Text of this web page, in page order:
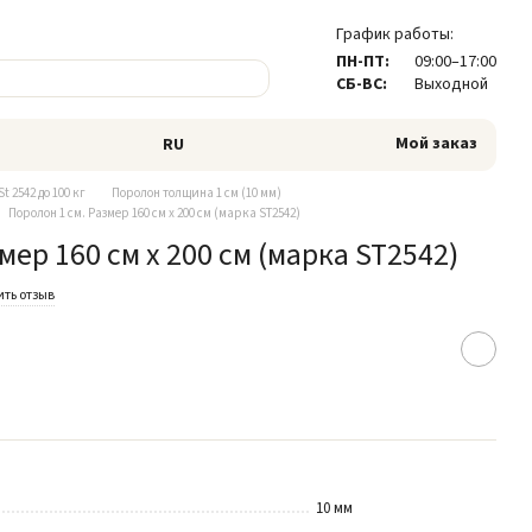
График работы:
ПН-ПТ:
09:00–17:00
СБ-ВС:
Выходной
RU Мой заказ
2542 до 100 кг
Поролон толщина 1 см (10 мм)
Поролон 1 см. Размер 160 см х 200 см (марка ST2542)
160 см х 200 см (марка ST2542)
отзыв
10 мм